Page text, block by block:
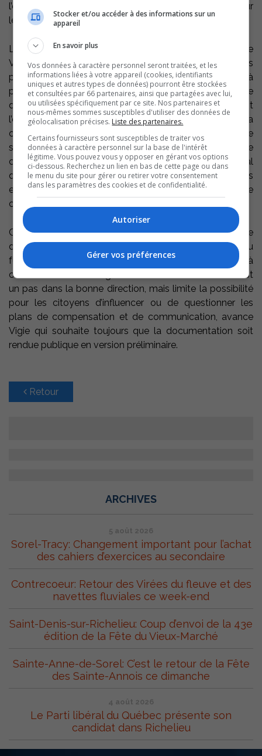
l’égard des effets de la circulation accrue de camions sur
les citoyens. »
La présentation par kiosque n’était pas inutile, concède
Vigie citoyenne Port de Contrecoeur, mais elle n’a pas
permis d’avoir une vision générale des enjeux. Jusqu’à
présent, soumet le groupe, la seule référence scientifique
disponible pour juger de l’avancée des travaux, était
l’étude d’impacts de 2017. « Nous savons que le Port a
consulté des organismes, mais ces consultations se
sont déroulées à huis clos, avec des clauses de
confidentialité, affirme-t-il, sollicitant du Port de Montréal
qu’il rende public l’ensemble des documents techniques
et scientifiques qui soutiennent les activités de
compensation liées au projet.
Certains documents sont maintenant déposés sur le site
de l’AMP. Ils seront rendus publics en version finale “au
fur et à mesure de la réalisation du nouveau terminal à
conteneurs”. La stratégie de communication d’APM est
un pas dans la bonne direction, mais limite la possibilité
pour les citoyens d’influencer ou de questionner les
plans de compensation et de communication, avance
Vigie qui souhaite toujours que la documentation soit
rendue publique en version préliminaire.
Retour
ARCHIVES
5 août 2026
Sorel-Tracy: Changement important pour l’achat
des cahiers d’exercices au secondaire
Contrecoeur: Retour des Virées du fleuve et des
navettes fluviales ce week-end
Saint-Denis-sur-Richelieu: Coup d’envoi de la 43e
édition de la Fête du Vieux-Marché
Sainte-Anne-de-Sorel: C’est le retour de la Fête
des Sainte-Annois ce dimanche
4 août 2026
Le Parti libéral du Québec présente son
candidat dans Richelieu
Stocker et/ou accéder à des informations sur un
appareil
En savoir plus
Vos données à caractère personnel seront traitées, et les
informations liées à votre appareil (cookies, identifiants
uniques et autres types de données) pourront être stockées
et consultées par 66 partenaires, ainsi que partagées avec lui,
ou utilisées spécifiquement par ce site. Nos partenaires et
nous-mêmes sommes susceptibles d'utiliser des données de
géolocalisation précises. Liste des partenaires.
Certains fournisseurs sont susceptibles de traiter vos
données à caractère personnel sur la base de l'intérêt
légitime. Vous pouvez vous y opposer en gérant vos options
ci-dessous. Recherchez un lien en bas de cette page ou dans
le menu du site pour gérer ou retirer votre consentement
dans les paramètres des cookies et de confidentialité.
Autoriser
Gérer vos préférences